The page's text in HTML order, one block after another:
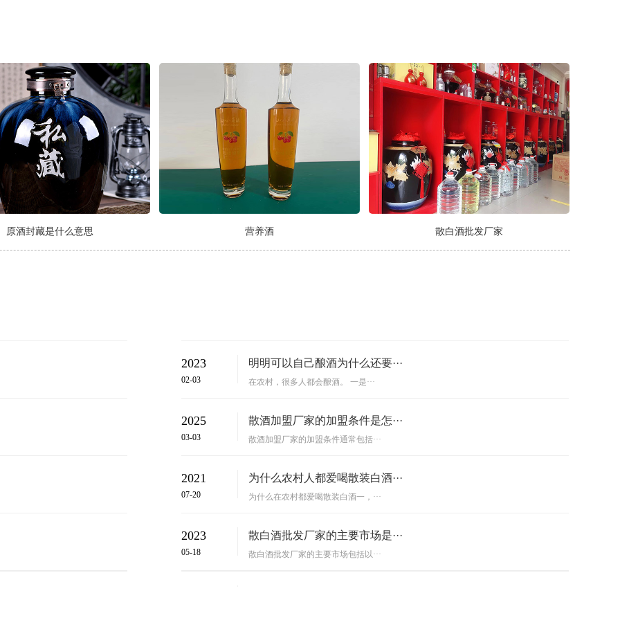
原酒封藏是什么意思 营养酒 散白酒批发厂家
2023
02-03
明明可以自己酿酒为什么还要···
在农村，很多人都会酿酒。 一是···
2025
03-03
散酒加盟厂家的加盟条件是怎···
散酒加盟厂家的加盟条件通常包括···
2021
07-20
为什么农村人都爱喝散装白酒···
为什么在农村都爱喝散装白酒一，···
2023
05-18
散白酒批发厂家的主要市场是···
散白酒批发厂家的主要市场包括以···